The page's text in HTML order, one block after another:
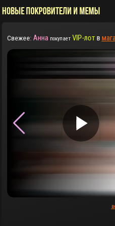
НОВЫЕ ПОКРОВИТЕЛИ И МЕМЫ
Свежее: Анна покупает VIP-лотв
▶